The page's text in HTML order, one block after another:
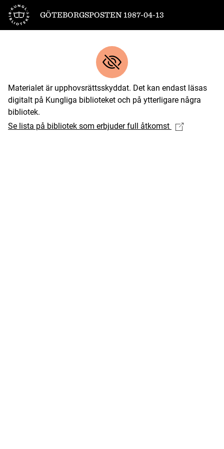
Till startsidan
GÖTEBORGSPOSTEN 1987-04-13
Materialet är upphovsrättsskyddat. Det kan endast läsas
digitalt på Kungliga biblioteket och på ytterligare några
bibliotek.
Se lista på bibliotek som erbjuder full åtkomst